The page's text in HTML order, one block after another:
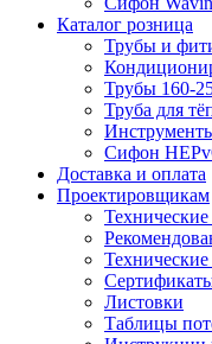
Каталог розница
Трубы и
Трубы 160-
Труба для
Сифон
Доставка и оплата
Проектировщикам
Технические
Листовки
Таблицы